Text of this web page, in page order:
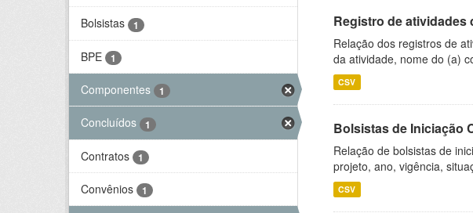
Bolsistas 1
BPE 1
Componentes 1
Concluídos 1
Contratos 1
Convênios 1
Registro de atividades
Relação dos registros de
da atividade, nome do (a)
CSV
Bolsistas de Iniciação
Relação de bolsistas de
projeto, ano, vigência,
CSV